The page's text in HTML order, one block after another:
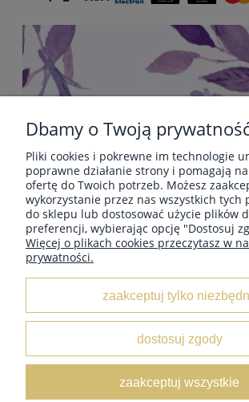
POMOC
PŁATNOŚCI I DOSTAWA
INFORMACJE
KOLEKCJE
Dbamy o Twoją
Pliki cookies i pokrewne im technologie
poprawne działanie strony i pomagają
ofertę do Twoich potrzeb. Możesz
wykorzystanie przez nas wszystkich tych
do sklepu lub dostosować użycie plików
preferencji, wybierając opcję "Dostosuj
Więcej o plikach cookies przeczytasz w
prywatności.
zaakceptuj tylko
dostosuj zgody
zaakceptuj wszystkie